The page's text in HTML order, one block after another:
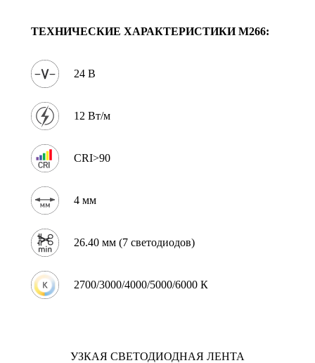
ТЕХНИЧЕСКИЕ ХАРАКТЕРИСТИКИM266:
24 В
12 Вт/м
CRI>90
4 мм
26.40 мм (7 светодиодов)
2700/3000/4000/5000/6000 К
УЗКАЯ СВЕТОДИОДНАЯ ЛЕНТА